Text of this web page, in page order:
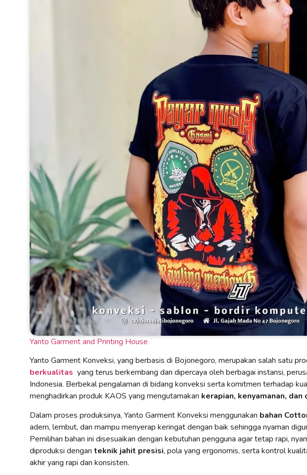
Yanto Garment and Printing House
Yanto Garment Konveksi, yang berbasis di Bojonegoro, merupakan salah satu
berkualitas yang terus berkembang dan dipercaya oleh berbagai instansi,
Indonesia. Berbekal pengalaman di bidang konveksi serta komitmen terhadap
menghadirkan produk KAOS yang mengutamakan kerapian, kenyamanan, dan
Dalam proses produksinya, Yanto Garment Konveksi menggunakan bahan
adem, lembut, dan mampu menyerap keringat dengan baik sehingga nyaman
Pemilihan bahan ini disesuaikan dengan kebutuhan pengguna agar tetap rapi,
diproduksi dengan teknik jahit presisi, pola yang ergonomis, serta kontrol
akhir yang rapi dan konsisten.